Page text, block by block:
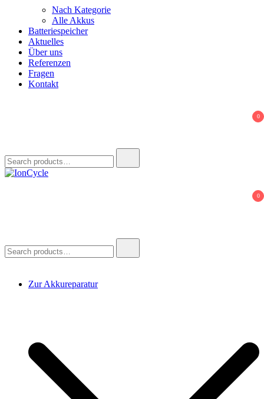
Nach Kategorie
Alle Akkus
Batteriespeicher
Aktuelles
Über uns
Referenzen
Fragen
Kontakt
0
for:
0
for:
Zur Akkureparatur